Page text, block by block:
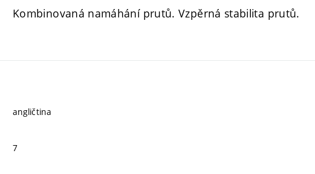
Kombinovaná namáhání prutů. Vzpěrná stabilita prutů.
angličtina
7